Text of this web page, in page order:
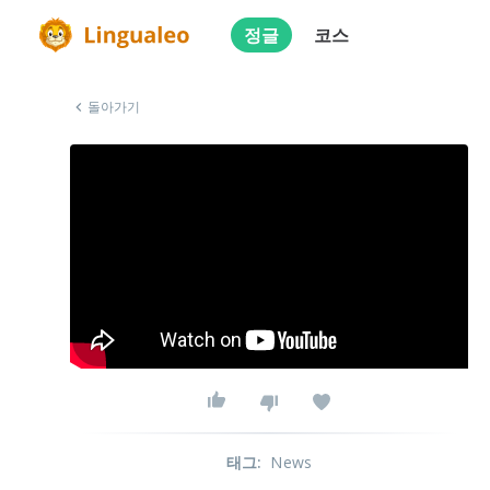
정글 코스
돌아가기
태그: News